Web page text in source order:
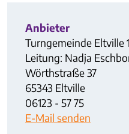
Anbieter
Turngemeinde Eltville
Leitung: Nadja
Wörthstraße 37
65343 Eltville
06123 - 57 75
E-Mail senden